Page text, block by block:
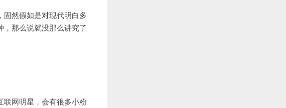
固然假如是对现代明白多
那么说就没那么讲究了
联网明星，会有很多小粉